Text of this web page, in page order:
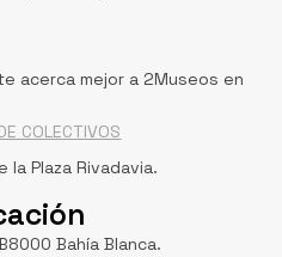
acerca mejor a 2Museos en
COLECTIVOS
Plaza Rivadavia.
Bahía Blanca.